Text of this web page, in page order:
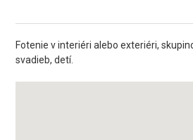
Fotenie v interiéri alebo exteriéri,
svadieb, detí.